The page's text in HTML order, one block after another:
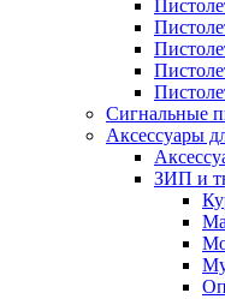
Сигнальные
Аксессуары
ЗИП и